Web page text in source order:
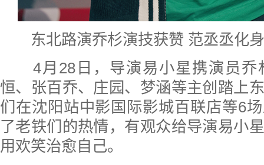
东北路演乔杉演技获赞 范丞丞化身
4月28日，导演易小星携演员乔
恒、张百乔、庄园、梦涵等主创踏上
们在沈阳站中影国际影城百联店等6
了老铁们的热情，有观众给导演易小
用欢笑治愈自己。